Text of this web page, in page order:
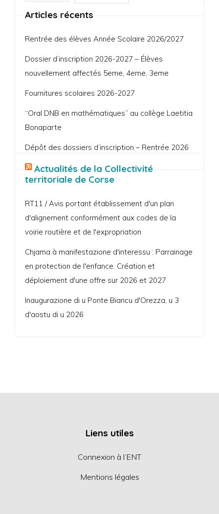
Articles récents
Rentrée des élèves Année Scolaire 2026/2027
Dossier d’inscription 2026-2027 – Élèves
nouvellement affectés 5eme, 4eme, 3eme
Fournitures scolaires 2026-2027
“Oral DNB en mathématiques” au collège Laetitia
Bonaparte
Dépôt des dossiers d’inscription – Rentrée 2026
Actualités de la Collectivité
territoriale de Corse
RT11 / Avis portant établissement d'un plan
d'alignement conformément aux codes de la
voirie routière et de l'expropriation
Chjama à manifestazione d'interessu : Parrainage
en protection de l'enfance. Création et
déploiement d'une offre sur 2026 et 2027
Inaugurazione di u Ponte Biancu d'Orezza, u 3
d'aostu di u 2026
Liens utiles
Connexion à l’ENT
Mentions légales